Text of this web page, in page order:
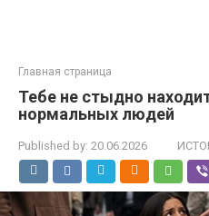
Главная страница
Тебе не стыдно
нормальных людей
Published by: 20.06.2026